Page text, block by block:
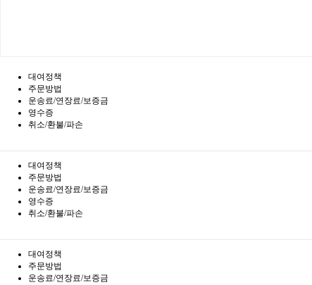
대여정책
주문방법
운송료/연장료/보증금
영수증
취소/환불/파손
대여정책
주문방법
운송료/연장료/보증금
영수증
취소/환불/파손
대여정책
주문방법
운송료/연장료/보증금